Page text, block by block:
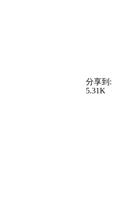
分享到:
5.31K